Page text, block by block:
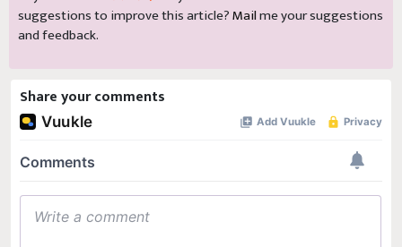
suggestions to improve this article?Mailme your suggestions
and feedback.
Share your comments